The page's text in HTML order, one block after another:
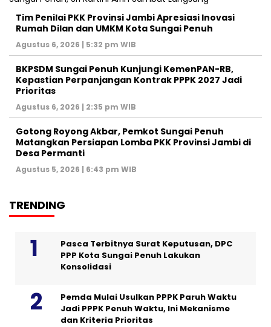
Tim Penilai PKK Provinsi Jambi Apresiasi Inovasi
Rumah Dilan dan UMKM Kota Sungai Penuh
Agustus 6, 2026 | 5:32 pm WIB
BKPSDM Sungai Penuh Kunjungi KemenPAN-RB,
Kepastian Perpanjangan Kontrak PPPK 2027 Jadi
Prioritas
Agustus 6, 2026 | 2:35 pm WIB
Gotong Royong Akbar, Pemkot Sungai Penuh
Matangkan Persiapan Lomba PKK Provinsi Jambi di
Desa Permanti
Agustus 5, 2026 | 6:43 pm WIB
TRENDING
Pasca Terbitnya Surat Keputusan, DPC
PPP Kota Sungai Penuh Lakukan
Konsolidasi
Pemda Mulai Usulkan PPPK Paruh Waktu
Jadi PPPK Penuh Waktu, Ini Mekanisme
dan Kriteria Prioritas